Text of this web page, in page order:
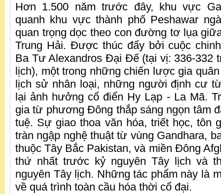
Hơn 1.500 năm trước đây, khu vực
quanh khu vực thành phố Peshawar
quan trọng dọc theo con đường tơ lụa
Trung Hải. Được thúc đẩy bởi cuộc
Ba Tư Alexandros Đại Đế (tại vị: 336-332
lịch), một trong những chiến lược gia
lịch sử nhân loại, những người định cư
lại ảnh hưởng cổ điển Hy Lạp - La Mã.
gia từ phương Đông thắp sáng ngọn tâm
tuệ. Sự giao thoa văn hóa, triết học, tôn
tràn ngập nghệ thuật từ vùng Gandhara,
thuộc Tây Bắc Pakistan, và miền Đông
thứ nhất trước kỷ nguyên Tây lịch và
nguyên Tây lịch. Những tác phẩm này là
về quá trình toàn cầu hóa thời cổ đại.